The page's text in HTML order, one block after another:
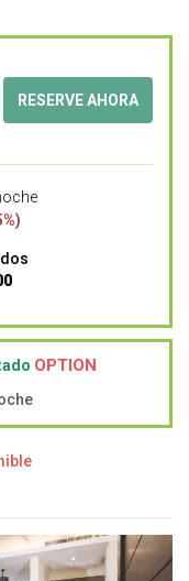
RESERVE AHORA
OPTION
Next